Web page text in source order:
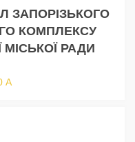
ЗАПОРІЗЬКОГО
КОМПЛЕКСУ
РАДИ
А